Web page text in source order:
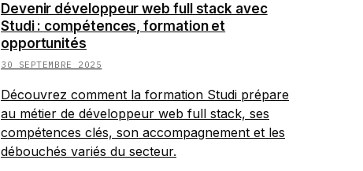
Devenir développeur web full stack avec
Studi : compétences, formation et
opportunités
30 SEPTEMBRE 2025
Découvrez comment la formation Studi prépare
au métier de développeur web full stack, ses
compétences clés, son accompagnement et les
débouchés variés du secteur.